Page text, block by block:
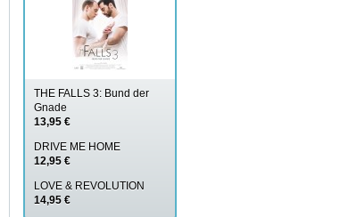
THE FALLS 3: Bund der
Gnade
13,95 €
DRIVE ME HOME
12,95 €
LOVE & REVOLUTION
14,95 €